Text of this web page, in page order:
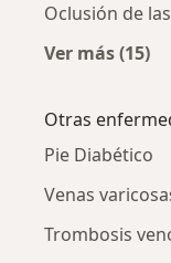
Oclusión de
Ver más (15)
Otras
Pie Diabético
Venas
Trombosis